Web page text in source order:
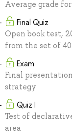
Average grade
Final Quiz
Open book test,
from the set of
Exam
Final
strategy
Quiz I
Test of
area